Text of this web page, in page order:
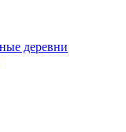
деревни